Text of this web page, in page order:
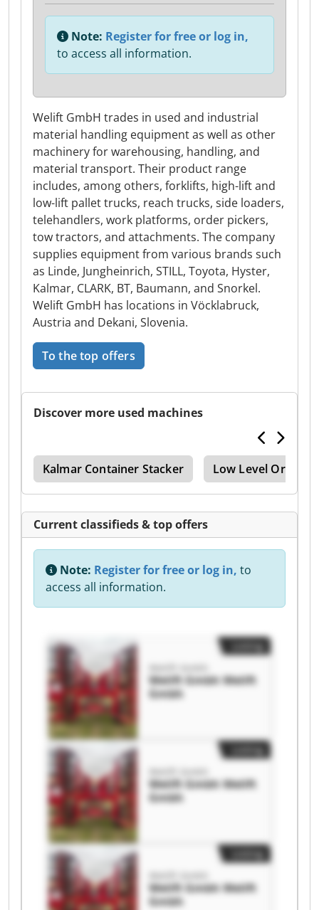
Welift GmbH trades in used and industrial
material handling equipment as well as other
machinery for warehousing, handling, and
material transport. Their product range
includes, among others, forklifts, high-lift and
low-lift pallet trucks, reach trucks, side loaders,
telehandlers, work platforms, order pickers,
tow tractors, and attachments. The company
supplies equipment from various brands such
as Linde, Jungheinrich, STILL, Toyota, Hyster,
Kalmar, CLARK, BT, Baumann, and Snorkel.
Welift GmbH has locations in Vöcklabruck,
Austria and Dekani, Slovenia.
To the top offers
Note: Register for free or log in,
to access all information.
Discover more used machines
Kalmar Container Stacker Low Level Order
Current classifieds & top offers
Note: Register for free or log in, to
access all information.
Welift Gmbh
Welift Gmbh Welift
Gmbh
Welift Gmbh
Welift Gmbh Welift
Gmbh
Welift Gmbh
Welift Gmbh Welift
Gmbh